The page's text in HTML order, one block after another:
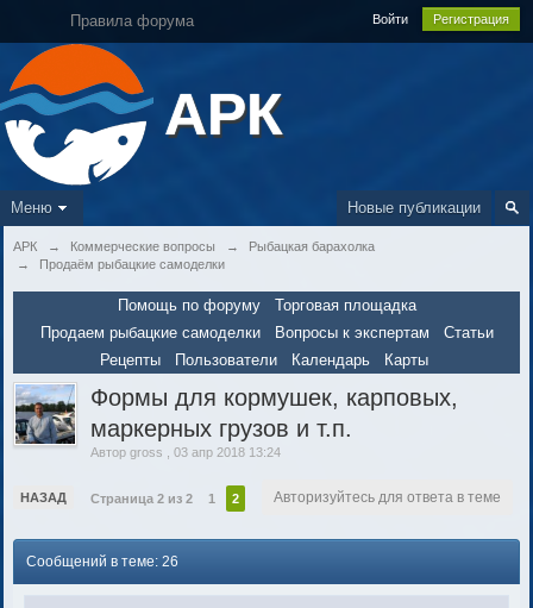
Правила форума Войти Регистрация
АРК
Новые публикации
Меню
АРК → Коммерческие вопросы →
Рыбацкая барахолка
→
Продаём рыбацкие самоделки
Помощь по форуму
Торговая площадка
Продаем рыбацкие самоделки
Вопросы к экспертам
Статьи
Рецепты
Пользователи Календарь Карты
Формы для кормушек, карповых,
маркерных грузов и т.п.
Авторgross ,03 апр 2018 13:24
НАЗАД Страница 2 из 2 1 2 Авторизуйтесь для ответа в теме
Сообщений в теме: 26